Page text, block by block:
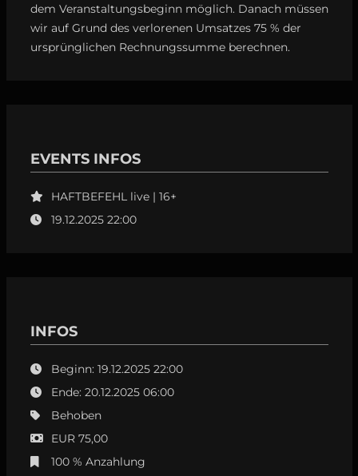
dem Veranstaltungsbeginn möglich. Danach müssen
wir auf Grund des verlorenen Umsatzes 75 % der
ursprünglichen Rechnungssumme berechnen.
EVENTS INFOS
HAFTBEFEHL live | 16+
19.12.2025 22:00
INFOS
Beginn: 19.12.2025 22:00
Ende: 20.12.2025 06:00
Behoben
EUR 75,00
100 % Anzahlung